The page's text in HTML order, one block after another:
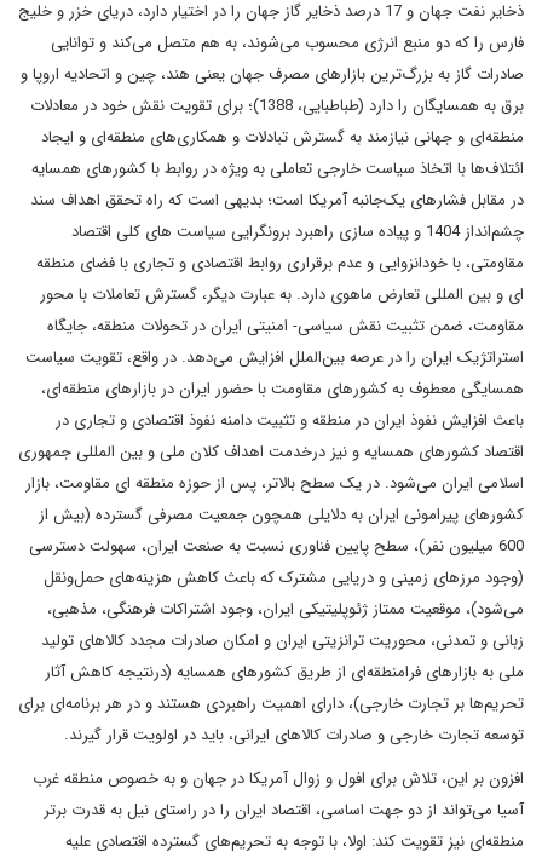
ذخایر نفت جهان و 17 درصد ذخایر گاز جهان را در اختیار دارد، دریای خزر و خلیج
فارس را که دو منبع انرژی محسوب می‌شوند، به هم متصل می‌کند و توانایی
صادرات گاز به بزرگ‌ترین بازارهای مصرف جهان یعنی هند، چین و اتحادیه اروپا و
برق به همسایگان را دارد (طباطبایی، 1388)؛ برای تقویت نقش خود در معادلات
منطقه‌ای و جهانی نیازمند به گسترش تبادلات و همکاری‌های منطقه‌ای و ایجاد
ائتلاف‌ها با اتخاذ سیاست خارجی تعاملی به ویژه در روابط با کشورهای همسایه
در مقابل فشارهای یک‌جانبه آمریکا است؛ بدیهی است که راه تحقق اهداف سند
چشم‌انداز 1404 و پیاده سازی راهبرد برونگرایی سیاست های کلی اقتصاد
مقاومتی، با خودانزوایی و عدم برقراری روابط اقتصادی و تجاری با فضای منطقه
ای و بین المللی تعارض ماهوی دارد. به عبارت دیگر، گسترش تعاملات با محور
مقاومت، ضمن تثبیت نقش سیاسی- امنیتی ایران در تحولات منطقه، جایگاه
استراتژیک ایران را در عرصه بین‌الملل افزایش می‌دهد. در واقع، تقویت سیاست
همسایگی معطوف به کشورهای مقاومت با حضور ایران در بازارهای منطقه‌ای،
باعث افزایش نفوذ ایران در منطقه و تثبیت دامنه نفوذ اقتصادی و تجاری در
اقتصاد کشورهای همسایه و نیز درخدمت اهداف کلان ملی و بین المللی جمهوری
اسلامی ایران می‌شود. در یک سطح بالاتر، پس از حوزه منطقه ای مقاومت، بازار
کشورهای پیرامونی ایران به دلایلی همچون جمعیت مصرفی گسترده (بیش از
600 میلیون نفر)، سطح پایین فناوری نسبت به صنعت ایران، سهولت دسترسی
(وجود مرزهای زمینی و دریایی مشترک که باعث کاهش هزینه‌های حمل‌ونقل
می‌شود)، موقعیت ممتاز ژئوپلیتیکی ایران، وجود اشتراکات فرهنگی، مذهبی،
زبانی و تمدنی، محوریت ترانزیتی ایران و امکان صادرات مجدد کالاهای تولید
ملی به بازارهای فرامنطقه‌ای از طریق کشورهای همسایه (درنتیجه کاهش آثار
تحریم‌ها بر تجارت خارجی)، دارای اهمیت راهبردی هستند و در هر برنامه‌ای برای
توسعه تجارت خارجی و صادرات کالاهای ایرانی، باید در اولویت قرار گیرند.
افزون بر این، تلاش برای افول و زوال آمریکا در جهان و به خصوص منطقه غرب
آسیا می‌تواند از دو جهت اساسی، اقتصاد ایران را در راستای نیل به قدرت برتر
منطقه‌ای نیز تقویت کند: اولا، با توجه به تحریم‌های گسترده اقتصادی علیه